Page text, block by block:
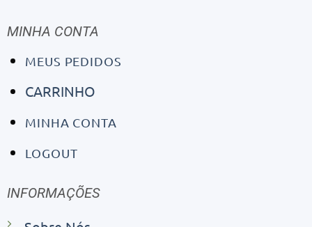
MINHA CONTA
MEUS PEDIDOS
CARRINHO
MINHA CONTA
LOGOUT
INFORMAÇÕES